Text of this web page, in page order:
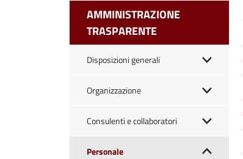
AMMINISTRAZIONE
TRASPARENTE
Disposizioni generali
Organizzazione
Consulenti e collaboratori
Personale